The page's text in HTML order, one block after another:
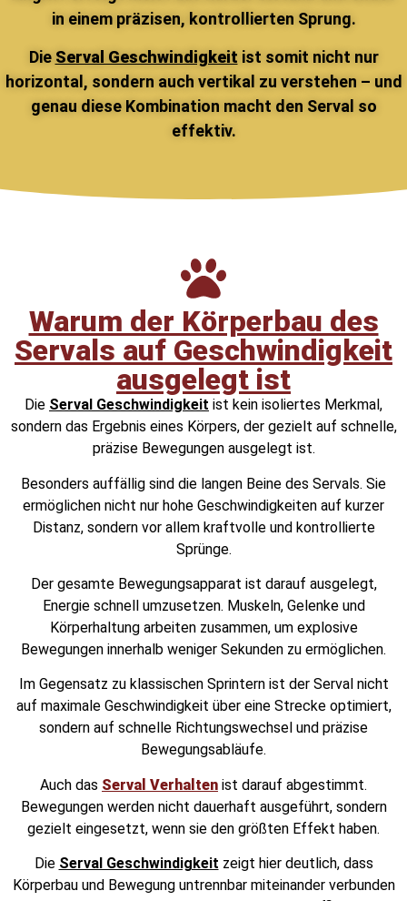
in einem präzisen, kontrollierten Sprung.
Die Serval Geschwindigkeit ist somit nicht nur
horizontal, sondern auch vertikal zu verstehen – und
genau diese Kombination macht den Serval so
effektiv.
Warum der Körperbau des
Servals auf Geschwindigkeit
ausgelegt ist
Die Serval Geschwindigkeit ist kein isoliertes Merkmal,
sondern das Ergebnis eines Körpers, der gezielt auf schnelle,
präzise Bewegungen ausgelegt ist.
Besonders auffällig sind die langen Beine des Servals. Sie
ermöglichen nicht nur hohe Geschwindigkeiten auf kurzer
Distanz, sondern vor allem kraftvolle und kontrollierte
Sprünge.
Der gesamte Bewegungsapparat ist darauf ausgelegt,
Energie schnell umzusetzen. Muskeln, Gelenke und
Körperhaltung arbeiten zusammen, um explosive
Bewegungen innerhalb weniger Sekunden zu ermöglichen.
Im Gegensatz zu klassischen Sprintern ist der Serval nicht
auf maximale Geschwindigkeit über eine Strecke optimiert,
sondern auf schnelle Richtungswechsel und präzise
Bewegungsabläufe.
Auch das Serval Verhalten ist darauf abgestimmt.
Bewegungen werden nicht dauerhaft ausgeführt, sondern
gezielt eingesetzt, wenn sie den größten Effekt haben.
Die Serval Geschwindigkeit zeigt hier deutlich, dass
Körperbau und Bewegung untrennbar miteinander verbunden